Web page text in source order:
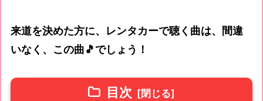
来道を決めた方に、レンタカーで聴く曲は、間違
いなく、この曲🎵でしょう！
目次